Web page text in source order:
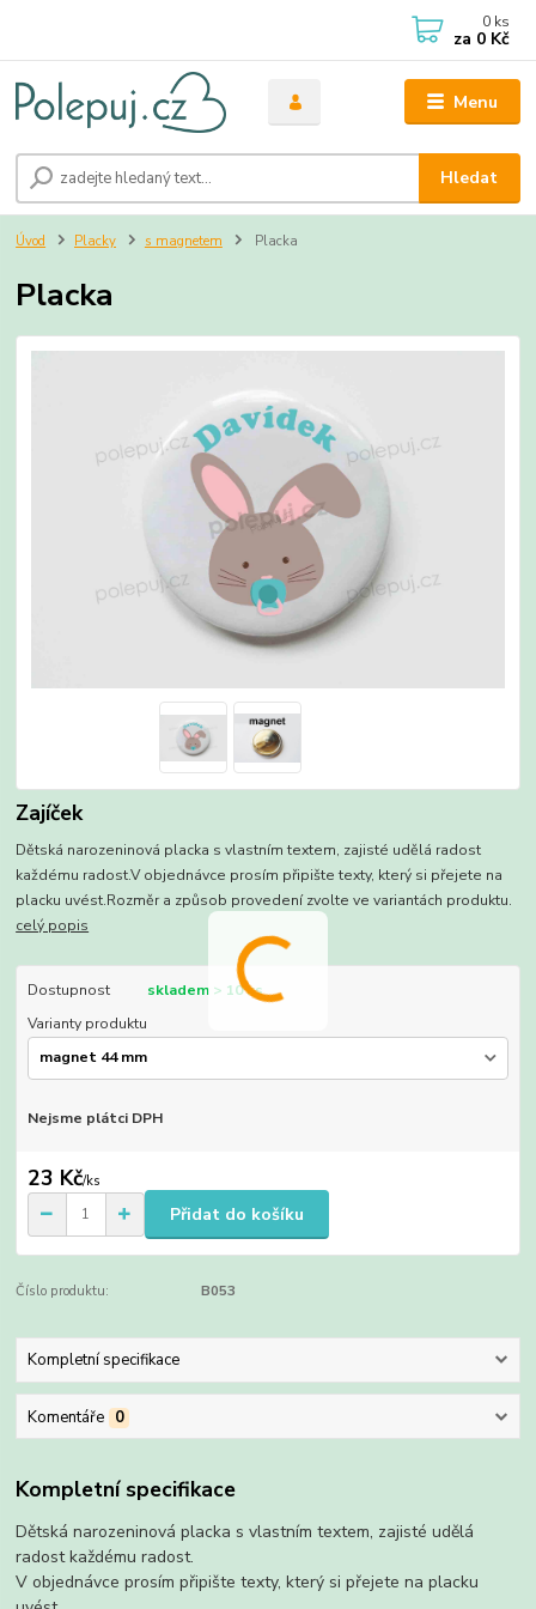
Menu
Hledat
0 ks
za 0 Kč
Úvod Placky s magnetem Placka
Placka
Zajíček
Dětská narozeninová placka s vlastním textem, zajisté udělá radost
každému radost.V objednávce prosím připište texty, který si přejete na
placku uvést.Rozměr a způsob provedení zvolte ve variantách produktu.
celý popis
Dostupnost
skladem > 10 ks
Varianty produktu
Nejsme plátci DPH
23 Kč/ks
Přidat do košíku
Číslo produktu: B053
Kompletní specifikace
Komentáře 0
Kompletní specifikace
Dětská narozeninová placka s vlastním textem, zajisté udělá
radost každému radost.
V objednávce prosím připište texty, který si přejete na placku